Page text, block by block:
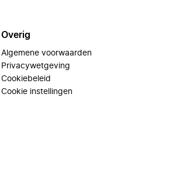
Overig
Algemene voorwaarden
Privacywetgeving
Cookiebeleid
Cookie instellingen